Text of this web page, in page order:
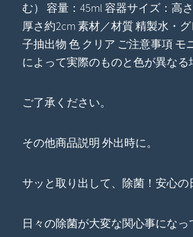
む） 容量：45ml 容器サイズ：高
厚さ約2cm 素材／材質 精製水・
子抽出物 色 クリア ご注意事項 モ
によって実際のものと色が異なる
ご了承ください。
その他商品説明 外出時に。
サッと取り出して、除菌！安心の
日々の除菌が大変な関心事になっ